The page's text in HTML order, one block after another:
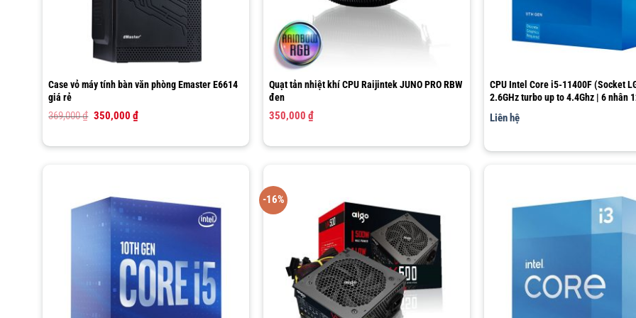
Case vỏ máy tính bàn văn phòng Emaster E6614
giá rẻ
369,000₫ Giá
369,000 ₫.
350,000 ₫Giá
hiện
là:
Quạt tản nhiệt khí CPU Raijintek JUNO PRO RBW
đen
350,000 ₫
CPU Intel Core i5-11400F (Socket
2.6GHz turbo up to 4.4Ghz | 6 nhân
12MB Cache)
Liên hệ
-16%